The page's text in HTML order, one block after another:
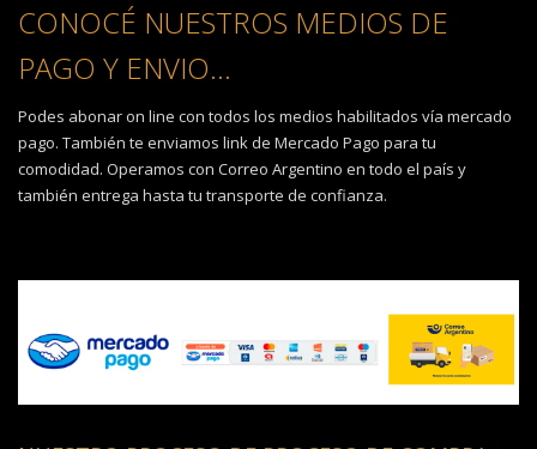
CONOCÉ NUESTROS MEDIOS DE
PAGO Y ENVIO...
Podes abonar on line con todos los medios habilitados vía mercado
pago. También te enviamos link de Mercado Pago para tu
comodidad. Operamos con Correo Argentino en todo el país y
también entrega hasta tu transporte de confianza.